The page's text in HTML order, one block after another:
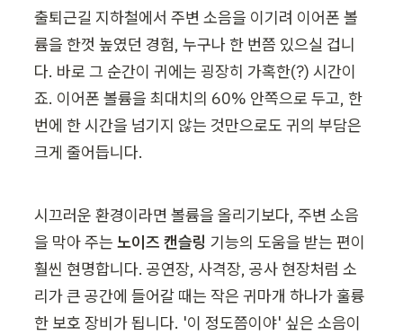
출퇴근길 지하철에서 주변 소음을 이기려 이어폰 볼
륨을 한껏 높였던 경험, 누구나 한 번쯤 있으실 겁니
다. 바로 그 순간이 귀에는 굉장히 가혹한(?) 시간이
죠. 이어폰 볼륨을 최대치의 60% 안쪽으로 두고, 한
번에 한 시간을 넘기지 않는 것만으로도 귀의 부담은
크게 줄어듭니다.
시끄러운 환경이라면 볼륨을 올리기보다, 주변 소음
을 막아 주는 노이즈 캔슬링 기능의 도움을 받는 편이
훨씬 현명합니다. 공연장, 사격장, 공사 현장처럼 소
리가 큰 공간에 들어갈 때는 작은 귀마개 하나가 훌륭
한 보호 장비가 됩니다. '이 정도쯤이야' 싶은 소음이